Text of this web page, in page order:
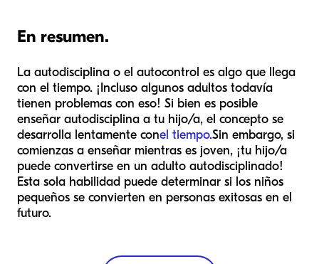
En resumen.
La autodisciplina o el autocontrol es algo que llega
con el tiempo. ¡Incluso algunos adultos todavía
tienen problemas con eso! Si bien es posible
enseñar autodisciplina a tu hijo/a, el concepto se
desarrolla lentamente conel tiempo.Sin embargo, si
comienzas a enseñar mientras es joven, ¡tu hijo/a
puede convertirse en un adulto autodisciplinado!
Esta sola habilidad puede determinar si los niños
pequeños se convierten en personas exitosas en el
futuro.